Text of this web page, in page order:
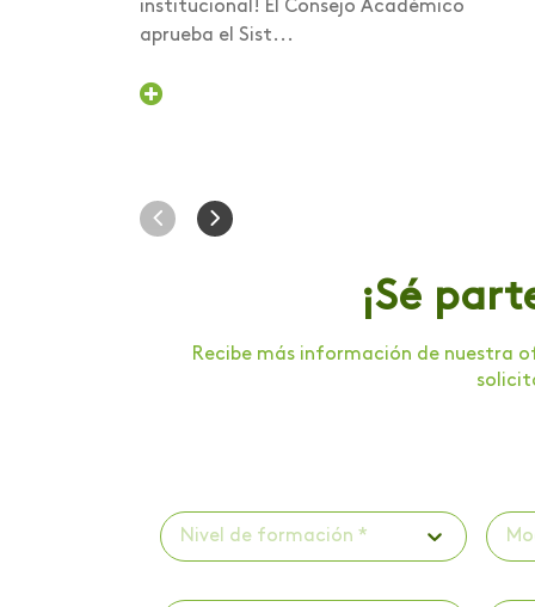
Contacto:
institucional! El Consejo Académico
aprueba el Sist...
¡Sé
Recibe más información de nuestra
Nivel de formación *